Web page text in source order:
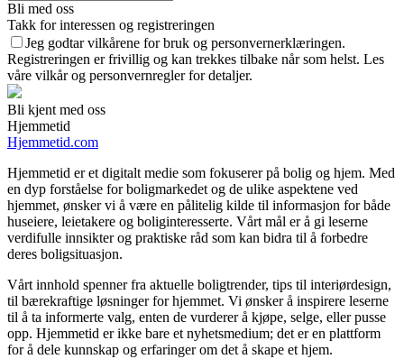
Bli med oss
Takk for interessen og registreringen
Jeg godtar vilkårene for bruk og personvernerklæringen.
Registreringen er frivillig og kan trekkes tilbake når som helst. Les
våre vilkår og personvernregler for detaljer.
Bli kjent med oss
Hjemmetid
Hjemmetid.com
Hjemmetid er et digitalt medie som fokuserer på bolig og hjem. Med
en dyp forståelse for boligmarkedet og de ulike aspektene ved
hjemmet, ønsker vi å være en pålitelig kilde til informasjon for både
huseiere, leietakere og boliginteresserte. Vårt mål er å gi leserne
verdifulle innsikter og praktiske råd som kan bidra til å forbedre
deres boligsituasjon.
Vårt innhold spenner fra aktuelle boligtrender, tips til interiørdesign,
til bærekraftige løsninger for hjemmet. Vi ønsker å inspirere leserne
til å ta informerte valg, enten de vurderer å kjøpe, selge, eller pusse
opp. Hjemmetid er ikke bare et nyhetsmedium; det er en plattform
for å dele kunnskap og erfaringer om det å skape et hjem.